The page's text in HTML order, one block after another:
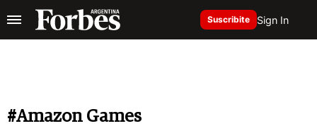
Suscribite Sign In
#Amazon Games